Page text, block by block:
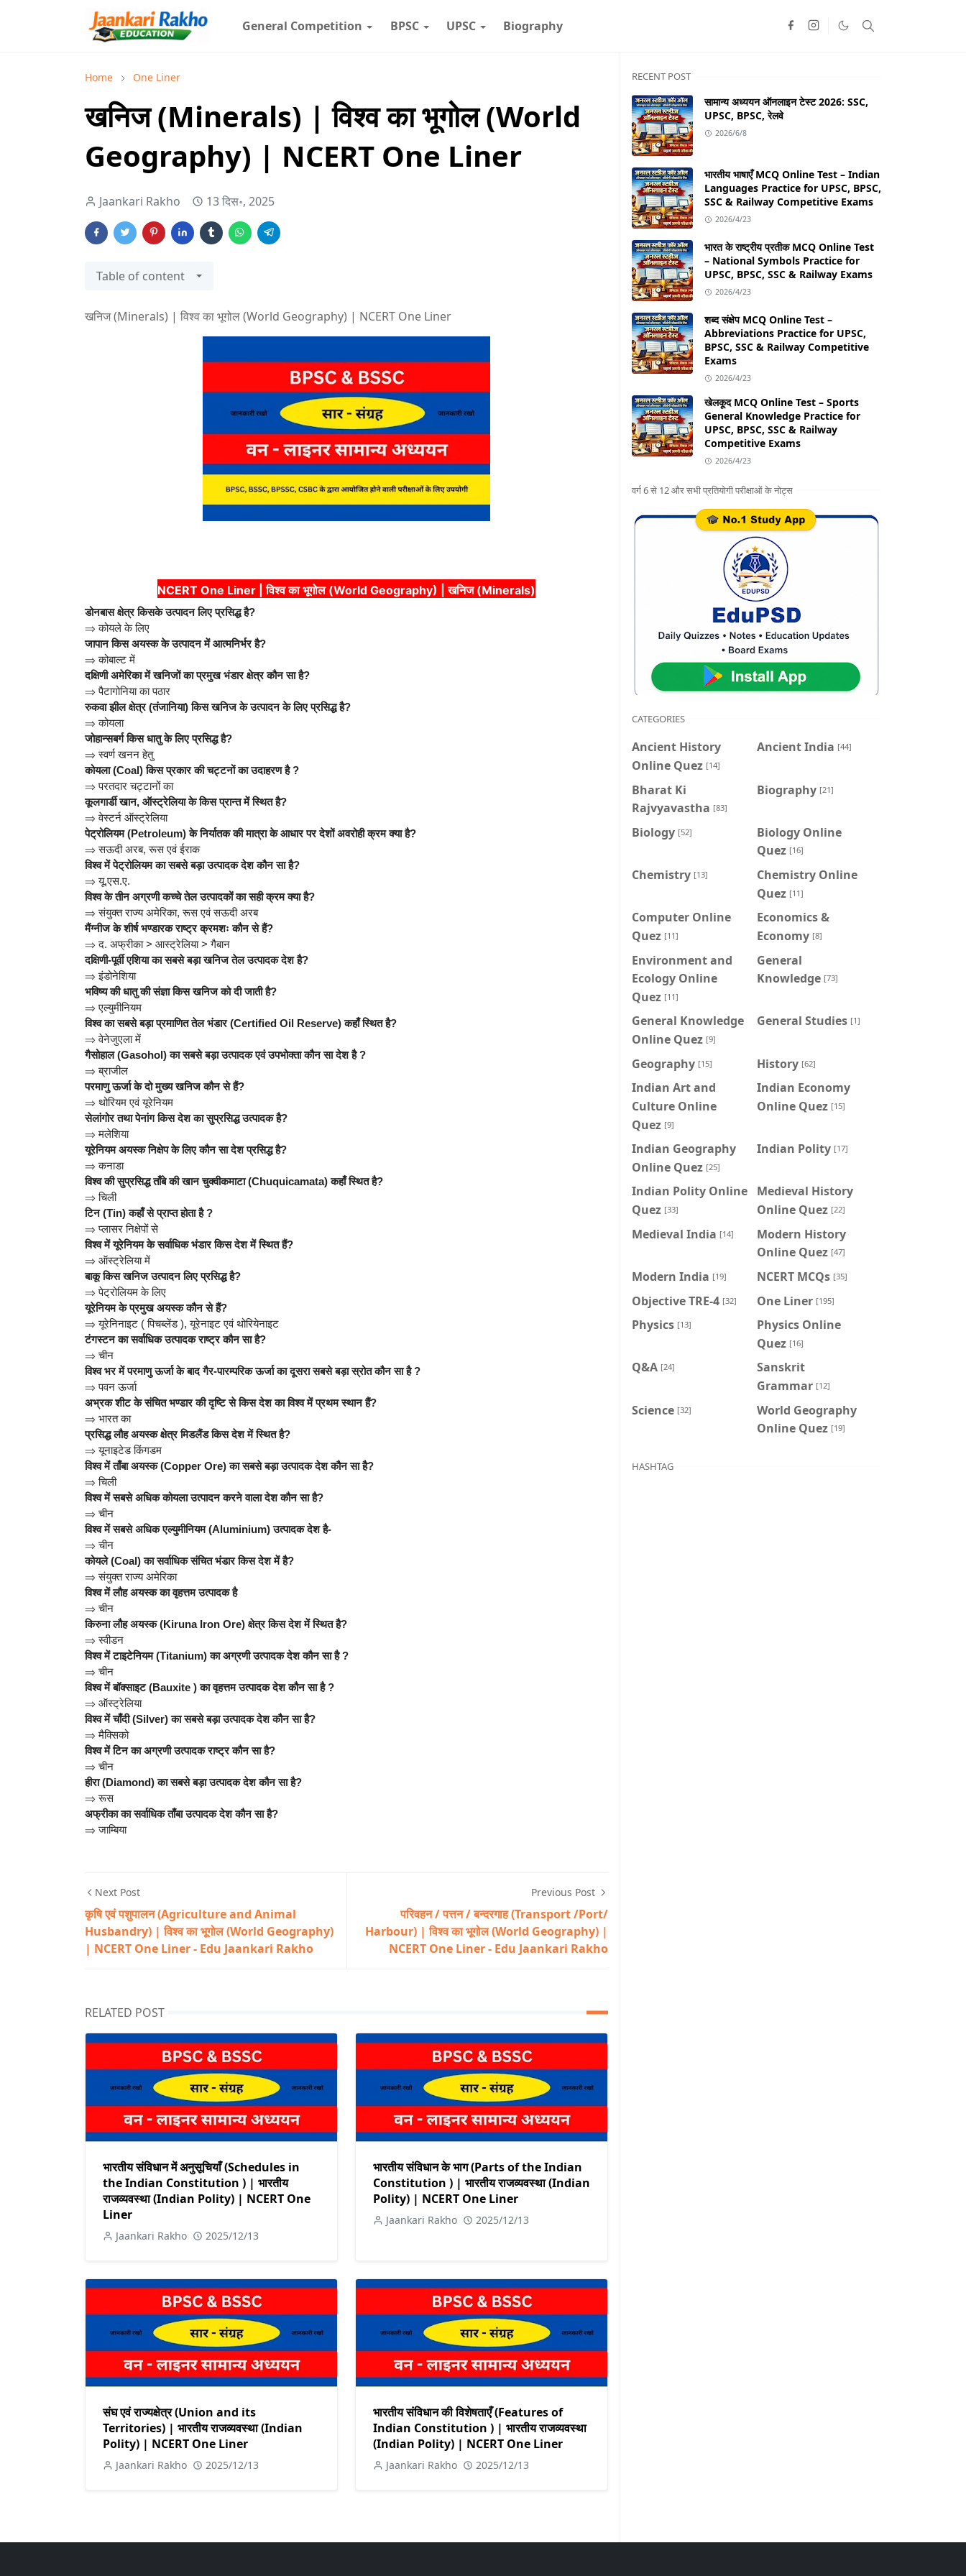
General Competition BPSC UPSC Biography
Home One Liner
खनिज (Minerals) | विश्व का भूगोल (World
Geography) | NCERT One Liner
Jaankari Rakho 13 दिस॰, 2025
Table of content
खनिज (Minerals) | विश्व का भूगोल (World Geography) | NCERT One Liner
NCERT One Liner | विश्व का भूगोल (World Geography) | खनिज (Minerals)
डोनबास क्षेत्र किसके उत्पादन लिए प्रसिद्ध है?
⇒कोयले के लिए
जापान किस अयस्क के उत्पादन में आत्मनिर्भर है?
⇒ कोबाल्ट में
दक्षिणी अमेरिका में खनिजों का प्रमुख भंडार क्षेत्र कौन सा है?
⇒ पैटागोनिया का पठार
रुकवा झील क्षेत्र (तंजानिया) किस खनिज के उत्पादन के लिए प्रसिद्ध है?
⇒ कोयला
जोहान्सबर्ग किस धातु के लिए प्रसिद्ध है?
⇒ स्वर्ण खनन हेतु
कोयला (Coal) किस प्रकार की चट्टनों का उदाहरण है ?
⇒ परतदार चट्टानों का
कूलगार्डी खान, ऑस्ट्रेलिया के किस प्रान्त में स्थित है?
⇒ वेस्टर्न ऑस्ट्रेलिया
पेट्रोलियम (Petroleum) के निर्यातक की मात्रा के आधार पर देशों अवरोही क्रम क्या है?
⇒ सऊदी अरब, रूस एवं ईराक
विश्व में पेट्रोलियम का सबसे बड़ा उत्पादक देश कौन सा है?
⇒यू.एस.ए.
विश्व के तीन अग्रणी कच्चे तेल उत्पादकों का सही क्रम क्या है?
⇒ संयुक्त राज्य अमेरिका, रूस एवं सऊदी अरब
मैंग्नीज के शीर्ष भण्डारक राष्ट्र क्रमशः कौन से हैं?
⇒ द. अफ्रीका > आस्ट्रेलिया > गैबान
दक्षिणी-पूर्वी एशिया का सबसे बड़ा खनिज तेल उत्पादक देश है?
⇒ इंडोनेशिया
भविष्य की धातु की संज्ञा किस खनिज को दी जाती है?
⇒एल्युमीनियम
विश्व का सबसे बड़ा प्रमाणित तेल भंडार (Certified Oil Reserve) कहाँ स्थित है?
⇒ वेनेजुएला में
गैसोहाल (Gasohol) का सबसे बड़ा उत्पादक एवं उपभोक्ता कौन सा देश है ?
⇒ ब्राजील
परमाणु ऊर्जा के दो मुख्य खनिज कौन से हैं?
⇒ थोरियम एवं यूरेनियम
सेलांगोर तथा पेनांग किस देश का सुप्रसिद्ध उत्पादक है?
⇒ मलेशिया
यूरेनियम अयस्क निक्षेप के लिए कौन सा देश प्रसिद्ध है?
⇒कनाडा
विश्व की सुप्रसिद्ध ताँबे की खान चुक्वीकमाटा (Chuquicamata) कहाँ स्थित है?
⇒ चिली
टिन (Tin) कहाँ से प्राप्त होता है ?
⇒ प्लासर निक्षेपों से
विश्व में यूरेनियम के सर्वाधिक भंडार किस देश में स्थित हैं?
⇒ ऑस्ट्रेलिया में
बाकू किस खनिज उत्पादन लिए प्रसिद्ध है?
⇒ पेट्रोलियम के लिए
यूरेनियम के प्रमुख अयस्क कौन से हैं?
⇒ यूरेनिनाइट ( पिचब्लेंड ), यूरेनाइट एवं थोरियेनाइट
टंगस्टन का सर्वाधिक उत्पादक राष्ट्र कौन सा है?
⇒ चीन
विश्व भर में परमाणु ऊर्जा के बाद गैर-पारम्परिक ऊर्जा का दूसरा सबसे बड़ा स्रोत कौन सा है ?
⇒ पवन ऊर्जा
अभ्रक शीट के संचित भण्डार की दृष्टि से किस देश का विश्व में प्रथम स्थान हैं?
⇒ भारत का
प्रसिद्ध लौह अयस्क क्षेत्र मिडलैंड किस देश में स्थित है?
⇒ यूनाइटेड किंगडम
विश्व में ताँबा अयस्क (Copper Ore) का सबसे बड़ा उत्पादक देश कौन सा है?
⇒ चिली
विश्व में सबसे अधिक कोयला उत्पादन करने वाला देश कौन सा है?
⇒ चीन
विश्व में सबसे अधिक एल्युमीनियम (Aluminium) उत्पादक देश है-
⇒चीन
कोयले (Coal) का सर्वाधिक संचित भंडार किस देश में है?
⇒ संयुक्त राज्य अमेरिका
विश्व में लौह अयस्क का वृहत्तम उत्पादक है
⇒ चीन
किरुना लौह अयस्क (Kiruna Iron Ore) क्षेत्र किस देश में स्थित है?
⇒स्वीडन
विश्व में टाइटेनियम (Titanium) का अग्रणी उत्पादक देश कौन सा है ?
⇒ चीन
विश्व में बॉक्साइट (Bauxite ) का वृहत्तम उत्पादक देश कौन सा है ?
⇒ ऑस्ट्रेलिया
विश्व में चाँदी (Silver) का सबसे बड़ा उत्पादक देश कौन सा है?
⇒ मैक्सिको
विश्व में टिन का अग्रणी उत्पादक राष्ट्र कौन सा है?
⇒ चीन
हीरा (Diamond) का सबसे बड़ा उत्पादक देश कौन सा है?
⇒रूस
अफ्रीका का सर्वाधिक ताँबा उत्पादक देश कौन सा है?
⇒ जाम्बिया
Next Post
कृषि एवं पशुपालन (Agriculture and Animal
Husbandry) | विश्व का भूगोल (World Geography)
| NCERT One Liner - Edu Jaankari Rakho
Previous Post
परिवहन / पत्तन / बन्दरगाह (Transport /Port/
Harbour) | विश्व का भूगोल (World Geography) |
NCERT One Liner - Edu Jaankari Rakho
RELATED POST
भारतीय संविधान में अनुसूचियाँ (Schedules in
the Indian Constitution ) | भारतीय
राजव्यवस्था (Indian Polity) | NCERT One
Liner
Jaankari Rakho 2025/12/13
भारतीय संविधान के भाग (Parts of the Indian
Constitution ) | भारतीय राजव्यवस्था (Indian
Polity) | NCERT One Liner
Jaankari Rakho 2025/12/13
संघ एवं राज्यक्षेत्र (Union and its
Territories) | भारतीय राजव्यवस्था (Indian
Polity) | NCERT One Liner
Jaankari Rakho 2025/12/13
भारतीय संविधान की विशेषताएँ (Features of
Indian Constitution ) | भारतीय राजव्यवस्था
(Indian Polity) | NCERT One Liner
Jaankari Rakho 2025/12/13
RECENT POST
सामान्य अध्ययन ऑनलाइन टेस्ट 2026: SSC,
UPSC, BPSC, रेलवे
2026/6/8
भारतीय भाषाएँ MCQ Online Test – Indian
Languages Practice for UPSC, BPSC,
SSC & Railway Competitive Exams
2026/4/23
भारत के राष्ट्रीय प्रतीक MCQ Online Test
– National Symbols Practice for
UPSC, BPSC, SSC & Railway Exams
2026/4/23
शब्द संक्षेप MCQ Online Test –
Abbreviations Practice for UPSC,
BPSC, SSC & Railway Competitive
Exams
2026/4/23
खेलकूद MCQ Online Test – Sports
General Knowledge Practice for
UPSC, BPSC, SSC & Railway
Competitive Exams
2026/4/23
वर्ग 6 से 12 और सभी प्रतियोगी परीक्षाओं के नोट्स
CATEGORIES
Ancient History
Online Quez [14]
Ancient India [44]
Bharat Ki
Rajvyavastha [83]
Biography [21]
Biology [52]
Biology Online
Quez [16]
Chemistry [13]
Chemistry Online
Quez [11]
Computer Online
Quez [11]
Economics &
Economy [8]
Environment and
Ecology Online
Quez [11]
General
Knowledge [73]
General Knowledge
Online Quez [9]
General Studies [1]
Geography [15] History [62]
Indian Art and
Culture Online
Quez [9]
Indian Economy
Online Quez [15]
Indian Geography
Online Quez [25]
Indian Polity [17]
Indian Polity Online
Quez [33]
Medieval History
Online Quez [22]
Medieval India [14]
Modern History
Online Quez [47]
Modern India [19] NCERT MCQs [35]
Objective TRE-4 [32] One Liner [195]
Physics [13]
Physics Online
Quez [16]
Q&A [24]
Sanskrit
Grammar [12]
Science [32]
World Geography
Online Quez [19]
HASHTAG